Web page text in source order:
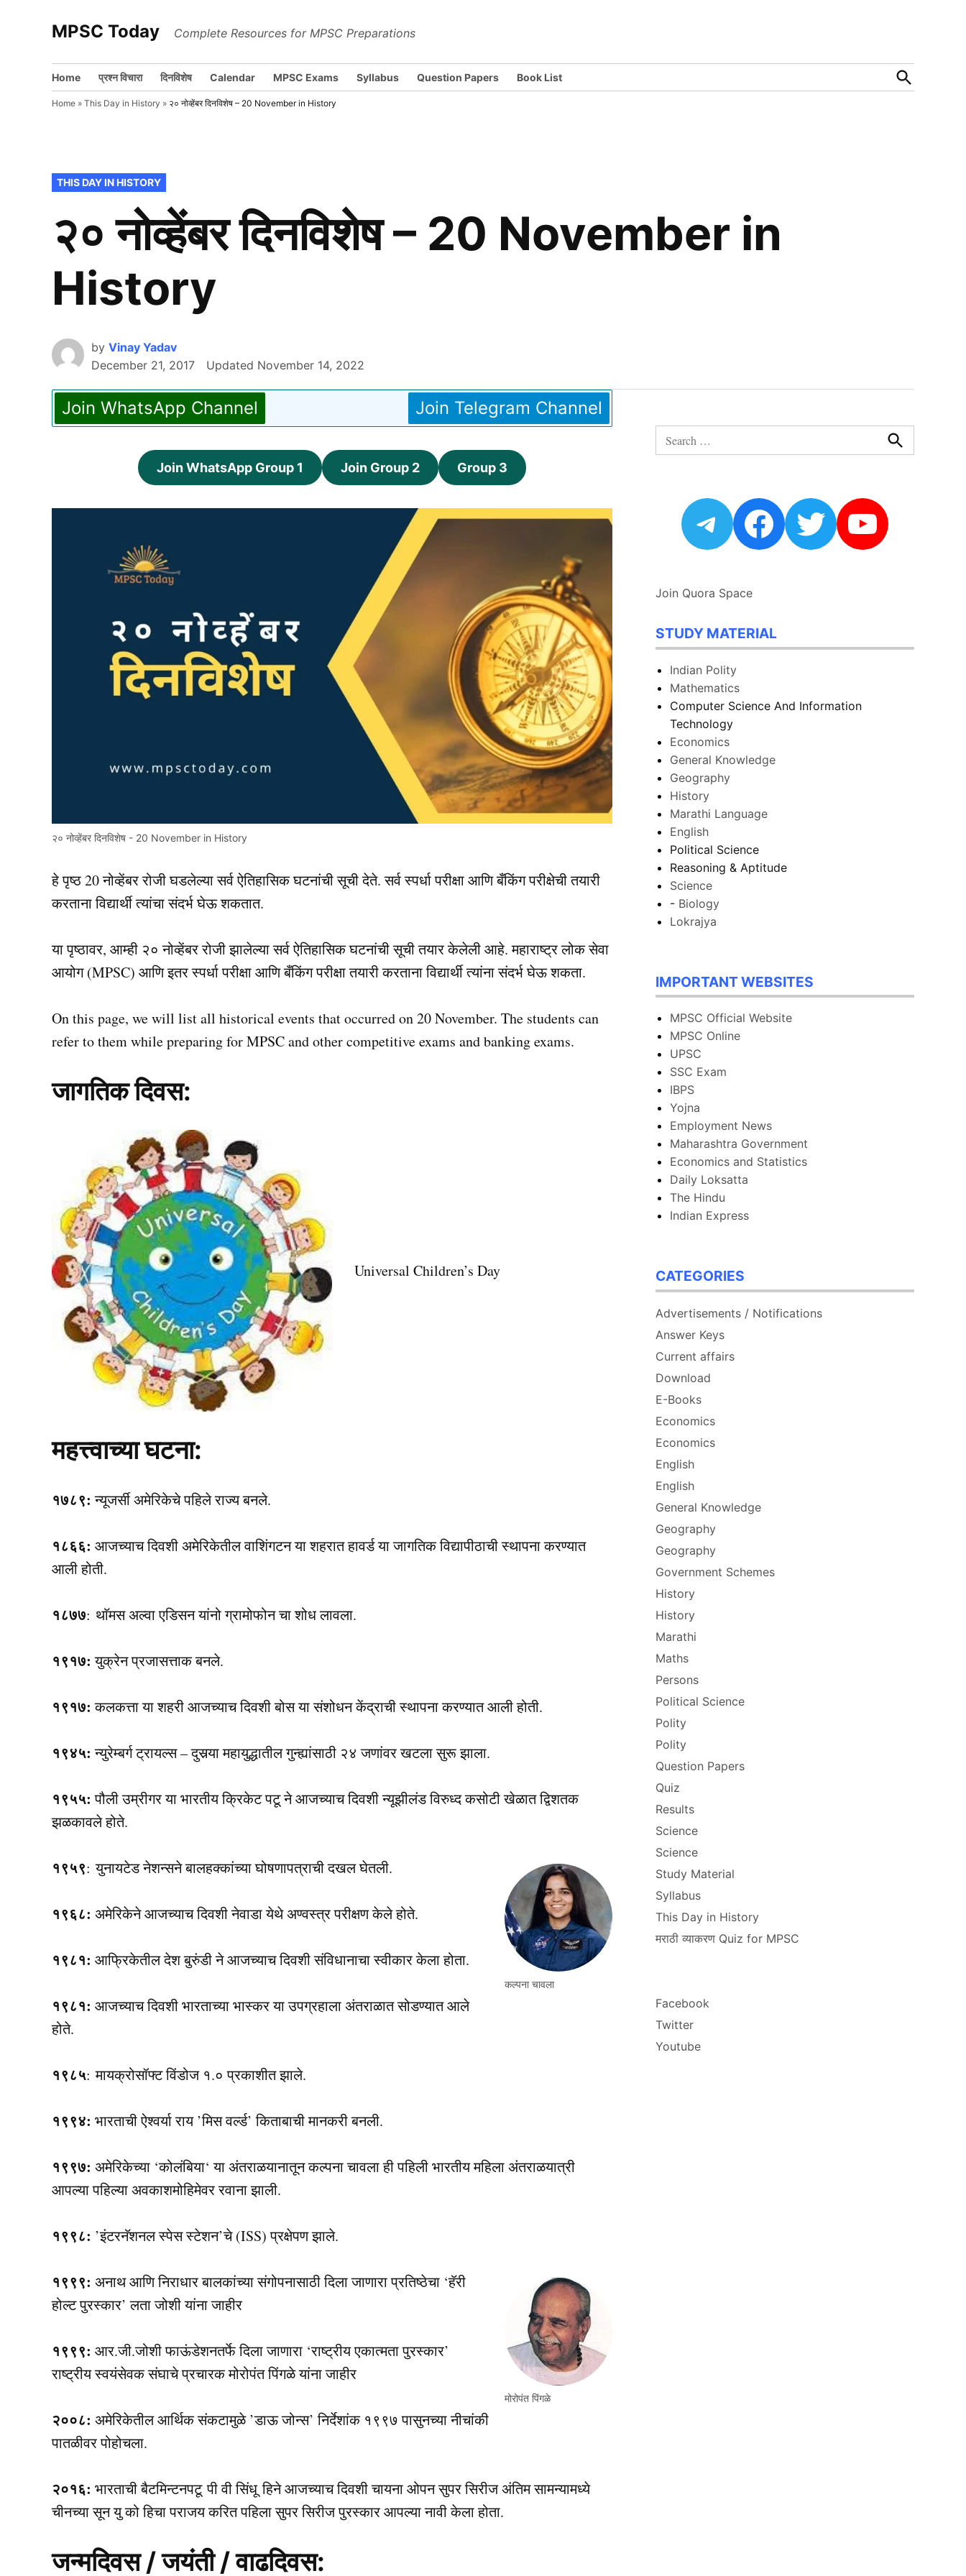
MPSC Today Complete Resources for MPSC Preparations
Home प्रश्न विचारा दिनविशेष Calendar MPSC Exams Syllabus Question Papers Book List
Open
Search
Home » This Day in History » २० नोव्हेंबर दिनविशेष – 20 November in History
POSTED
IN
THIS DAY IN HISTORY
२० नोव्हेंबर दिनविशेष – 20 November in
History
by Vinay Yadav
December 21, 2017
Updated November 14, 2022
Join WhatsApp Channel Join Telegram Channel
Join WhatsApp Group 1 Join Group 2 Group 3
२० नोव्हेंबर दिनविशेष - 20 November in History
हे पृष्ठ 20 नोव्हेंबर रोजी घडलेल्या सर्व ऐतिहासिक घटनांची सूची देते. सर्व स्पर्धा परीक्षा आणि बँकिंग परीक्षेची तयारी
करताना विद्यार्थी त्यांचा संदर्भ घेऊ शकतात.
या पृष्ठावर, आम्ही २० नोव्हेंबर रोजी झालेल्या सर्व ऐतिहासिक घटनांची सूची तयार केलेली आहे. महाराष्ट्र लोक सेवा
आयोग (MPSC) आणि इतर स्पर्धा परीक्षा आणि बँकिंग परीक्षा तयारी करताना विद्यार्थी त्यांना संदर्भ घेऊ शकता.
On this page, we will list all historical events that occurred on 20 November. The students can
refer to them while preparing for MPSC and other competitive exams and banking exams.
जागतिक दिवस:
Universal Children’s Day
महत्त्वाच्या घटना:
१७८९: न्यूजर्सी अमेरिकेचे पहिले राज्य बनले.
१८६६: आजच्याच दिवशी अमेरिकेतील वाशिंगटन या शहरात हावर्ड या जागतिक विद्यापीठाची स्थापना करण्यात
आली होती.
१८७७: थाॅमस अल्वा एडिसन यांनो ग्रामोफोन चा शोध लावला.
१९१७:युक्रेन प्रजासत्ताक बनले.
१९१७: कलकत्ता या शहरी आजच्याच दिवशी बोस या संशोधन केंद्राची स्थापना करण्यात आली होती.
१९४५:न्युरेम्बर्ग ट्रायल्स – दुसर्‍या महायुद्धातील गुन्ह्यांसाठी २४ जणांवर खटला सुरू झाला.
१९५५:पौली उम्रीगर या भारतीय क्रिकेट पटू ने आजच्याच दिवशी न्यूझीलंड विरुध्द कसोटी खेळात द्विशतक
झळकावले होते.
कल्पना चावला
१९५९: युनायटेड नेशन्सने बालहक्कांच्या घोषणापत्राची दखल घेतली.
१९६८: अमेरिकेने आजच्याच दिवशी नेवाडा येथे अण्वस्त्र परीक्षण केले होते.
१९८१: आफ्रिकेतील देश बुरुंडी ने आजच्याच दिवशी संविधानाचा स्वीकार केला होता.
१९८१: आजच्याच दिवशी भारताच्या भास्कर या उपग्रहाला अंतराळात सोडण्यात आले
होते.
१९८५: मायक्रोसॉफ्ट विंडोज १.० प्रकाशीत झाले.
१९९४: भारताची ऐश्वर्या राय ’मिस वर्ल्ड’ किताबाची मानकरी बनली.
१९९७: अमेरिकेच्या ‘कोलंबिया‘ या अंतराळयानातून कल्पना चावला ही पहिली भारतीय महिला अंतराळयात्री
आपल्या पहिल्या अवकाशमोहिमेवर रवाना झाली.
१९९८: ’इंटरनॅशनल स्पेस स्टेशन’चे (ISS) प्रक्षेपण झाले.
मोरोपंत पिंगळे
१९९९: अनाथ आणि निराधार बालकांच्या संगोपनासाठी दिला जाणारा प्रतिष्ठेचा ‘हॅरी
होल्ट पुरस्कार’ लता जोशी यांना जाहीर
१९९९: आर.जी.जोशी फाऊंडेशनतर्फे दिला जाणारा ‘राष्ट्रीय एकात्मता पुरस्कार’
राष्ट्रीय स्वयंसेवक संघाचे प्रचारक मोरोपंत पिंगळे यांना जाहीर
२००८: अमेरिकेतील आर्थिक संकटामुळे ’डाऊ जोन्स’ निर्देशांक १९९७ पासुनच्या नीचांकी
पातळीवर पोहोचला.
२०१६: भारताची बैटमिन्टनपटू पी वी सिंधू हिने आजच्याच दिवशी चायना ओपन सुपर सिरीज अंतिम सामन्यामध्ये
चीनच्या सून यु को हिचा पराजय करित पहिला सुपर सिरीज पुरस्कार आपल्या नावी केला होता.
जन्मदिवस / जयंती / वाढदिवस:
Search
for:
Search
Telegram
Facebook
Twitter
Join Quora Space
STUDY MATERIAL
Indian Polity
Mathematics
Computer Science And Information
Technology
Economics
General Knowledge
Geography
History
Marathi Language
English
Political Science
Reasoning & Aptitude
Science
- Biology
Lokrajya
IMPORTANT WEBSITES
MPSC Official Website
MPSC Online
UPSC
SSC Exam
IBPS
Yojna
Employment News
Maharashtra Government
Economics and Statistics
Daily Loksatta
The Hindu
Indian Express
CATEGORIES
Advertisements / Notifications
Answer Keys
Current affairs
Download
E-Books
Economics
Economics
English
English
General Knowledge
Geography
Geography
Government Schemes
History
History
Marathi
Maths
Persons
Political Science
Polity
Polity
Question Papers
Quiz
Results
Science
Science
Study Material
Syllabus
This Day in History
मराठी व्याकरण Quiz for MPSC
Facebook
Twitter
Youtube